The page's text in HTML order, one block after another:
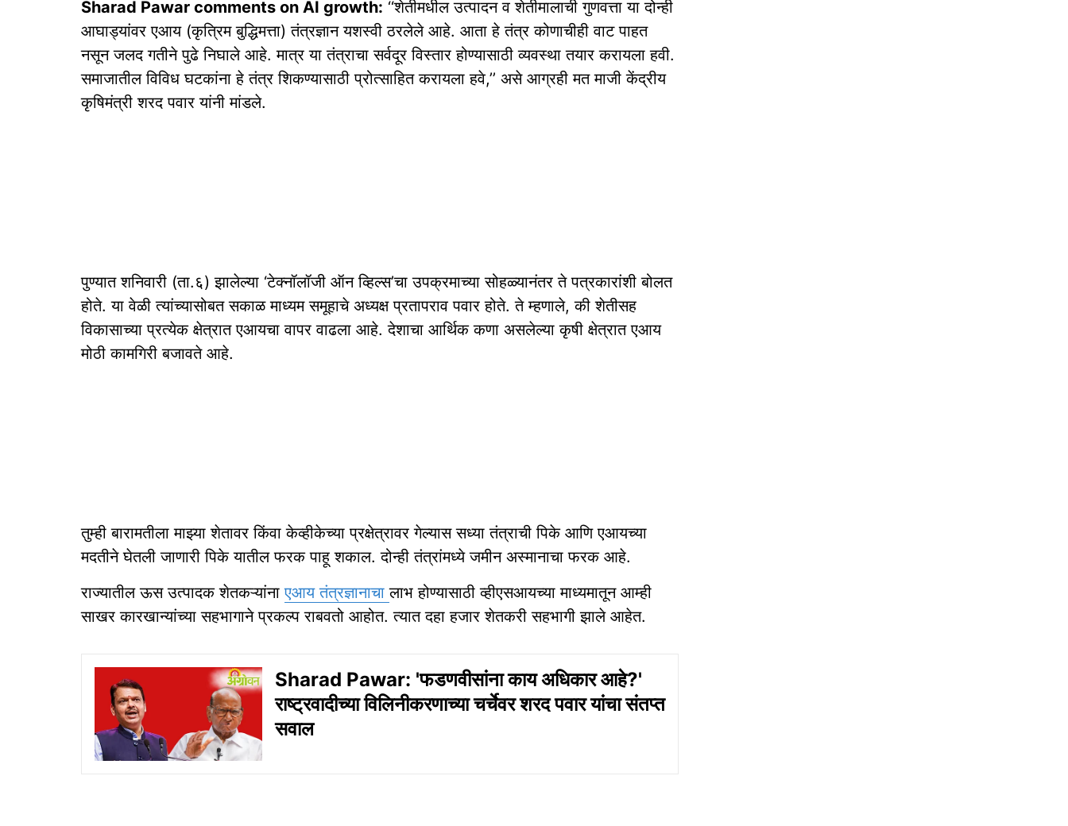
Sharad Pawar comments on AI growth: ‘‘शेतीमधील उत्पादन व शेतीमालाची गुणवत्ता या दोन्ही
आघाड्यांवर एआय (कृत्रिम बुद्धिमत्ता) तंत्रज्ञान यशस्वी ठरलेले आहे. आता हे तंत्र कोणाचीही वाट पाहत
नसून जलद गतीने पुढे निघाले आहे. मात्र या तंत्राचा सर्वदूर विस्तार होण्यासाठी व्यवस्था तयार करायला हवी.
समाजातील विविध घटकांना हे तंत्र शिकण्यासाठी प्रोत्साहित करायला हवे,’’ असे आग्रही मत माजी केंद्रीय
कृषिमंत्री शरद पवार यांनी मांडले.
पुण्यात शनिवारी (ता.६) झालेल्या ‘टेक्नॉलॉजी ऑन व्हिल्स’चा उपक्रमाच्या सोहळ्यानंतर ते पत्रकारांशी बोलत
होते. या वेळी त्यांच्यासोबत सकाळ माध्यम समूहाचे अध्यक्ष प्रतापराव पवार होते. ते म्हणाले, की शेतीसह
विकासाच्या प्रत्येक क्षेत्रात एआयचा वापर वाढला आहे. देशाचा आर्थिक कणा असलेल्या कृषी क्षेत्रात एआय
मोठी कामगिरी बजावते आहे.
तुम्ही बारामतीला माझ्या शेतावर किंवा केव्हीकेच्या प्रक्षेत्रावर गेल्यास सध्या तंत्राची पिके आणि एआयच्या
मदतीने घेतली जाणारी पिके यातील फरक पाहू शकाल. दोन्ही तंत्रांमध्ये जमीन अस्मानाचा फरक आहे.
राज्यातील ऊस उत्पादक शेतकऱ्यांनाएआय तंत्रज्ञानाचालाभ होण्यासाठी व्हीएसआयच्या माध्यमातून आम्ही
साखर कारखान्यांच्या सहभागाने प्रकल्प राबवतो आहोत. त्यात दहा हजार शेतकरी सहभागी झाले आहेत.
Sharad Pawar: 'फडणवीसांना काय अधिकार आहे?'
राष्ट्रवादीच्या विलिनीकरणाच्या चर्चेवर शरद पवार यांचा संतप्त
सवाल